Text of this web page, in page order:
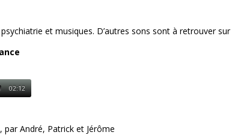
et musiques. D’autres sons sont à retrouver sur
02:12
par André, Patrick et Jérôme